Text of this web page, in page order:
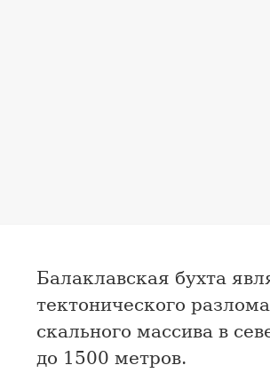
Балаклавская бухта
тектонического
скального массива в
до 1500 метров.